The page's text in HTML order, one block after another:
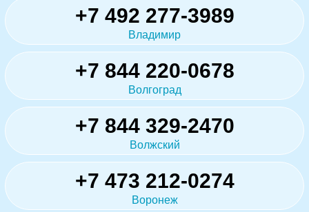
+7 492 277-3989
Владимир
+7 844 220-0678
Волгоград
+7 844 329-2470
Волжский
+7 473 212-0274
Воронеж